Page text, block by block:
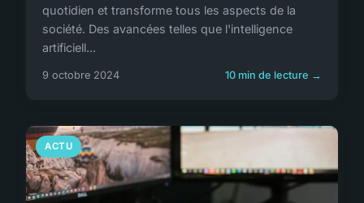
quotidien et transforme tous les aspects de la
société. Des avancées telles que l'intelligence
artificiell...
9 octobre 2024 10 min de lecture →
ACTU